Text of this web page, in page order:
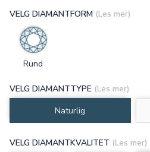
VELG DIAMANTTYPE (Les mer)
Naturlig
VELG DIAMANTKVALITET (Les mer)
VELG DIAMANTFORM (Les mer)
Rund